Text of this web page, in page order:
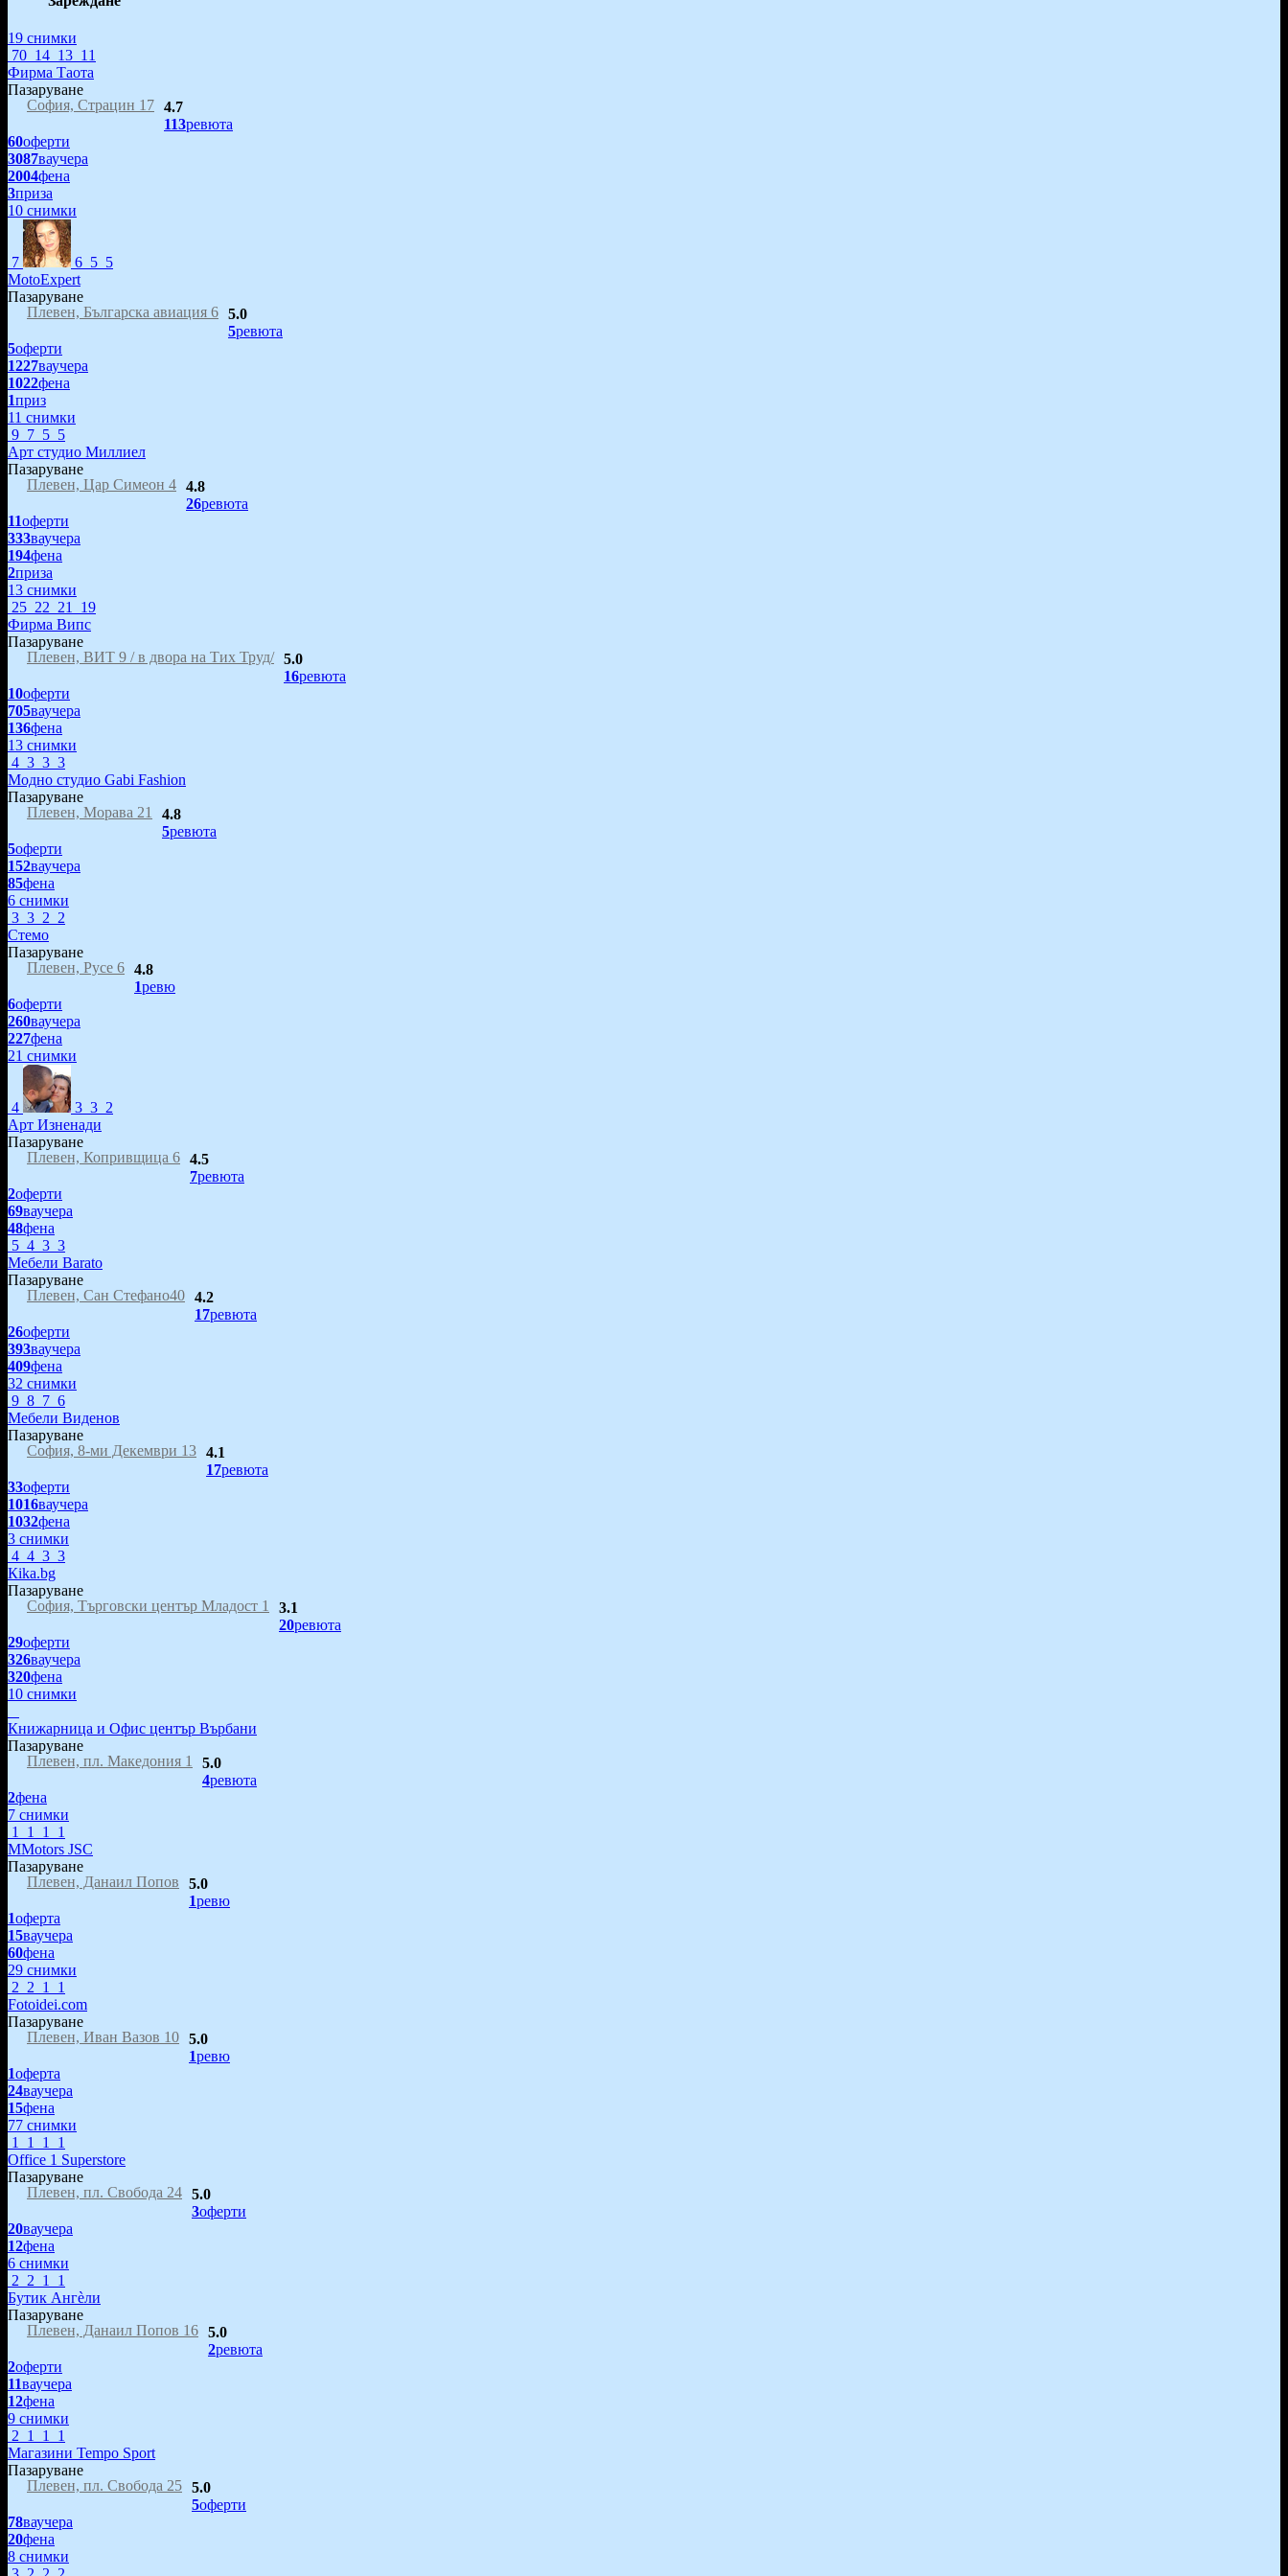
19 снимки
70 14 13 11
Фирма Таота
Пазаруване
София, Страцин 17 4.7
113ревюта
60оферти
3087ваучера
2004фена
3приза
10 снимки
7 6 5 5
MotoExpert
Пазаруване
Плевен, Българска авиация 6 5.0
5ревюта
5оферти
1227ваучера
1022фена
1приз
11 снимки
9 7 5 5
Арт студио Миллиел
Пазаруване
Плевен, Цар Симеон 4 4.8
26ревюта
11оферти
333ваучера
194фена
2приза
13 снимки
25 22 21
19
Фирма Випс
Пазаруване
Плевен, ВИТ 9 / в двора на Тих Труд/ 5.0
16ревюта
10оферти
705ваучера
136фена
13 снимки
4 3 3 3
Модно студио Gabi Fashion
Пазаруване
Плевен, Морава 21
4.8
5ревюта
5оферти
152ваучера
85фена
6 снимки
3 3 2 2
Стемо
Пазаруване
Плевен, Русе 6 4.8
1ревю
6оферти
260ваучера
227фена
21 снимки
4 3 3 2
Арт Изненади
Пазаруване
Плевен, Копривщица 6 4.5
7ревюта
2оферти
69ваучера
48фена
5 4 3 3
Мебели Barato
Пазаруване
Плевен, Сан Стефано40 4.2
17ревюта
26оферти
393ваучера
409фена
32 снимки
9 8 7 6
Мебели Виденов
Пазаруване
София, 8-ми Декември 13 4.1
17ревюта
33оферти
1016ваучера
1032фена
3 снимки
4 4 3 3
Кika.bg
Пазаруване
София, Търговски център Младост 1
3.1
20ревюта
29оферти
326ваучера
320фена
10 снимки
Книжарница и Офис център Върбани
Пазаруване
Плевен, пл. Македония 1
5.0
4ревюта
2фена
7 снимки
1
1 1
1
MMotors JSC
Пазаруване
Плевен, Данаил Попов
5.0
1ревю
1оферта
15ваучера
60фена
29 снимки
2 2 1
1
Fotoidei.com
Пазаруване
Плевен, Иван Вазов 10 5.0
1ревю
1оферта
24ваучера
15фена
77 снимки
1
1 1
1
Office 1 Superstore
Пазаруване
Плевен, пл. Свобода 24 5.0
3оферти
20ваучера
12фена
6 снимки
2 2 1
1
Бутик Ангѐли
Пазаруване
Плевен, Данаил Попов 16 5.0
2ревюта
2оферти
11ваучера
12фена
9 снимки
2 1 1
1
Магазини Tempo Sport
Пазаруване
Плевен, пл. Свобода 25 5.0
5оферти
78ваучера
20фена
8 снимки